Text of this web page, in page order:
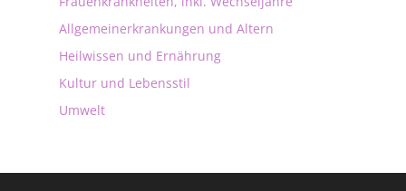
Allgemeinerkrankungen und Altern
Heilwissen und Ernährung
Kultur und Lebensstil
Umwelt